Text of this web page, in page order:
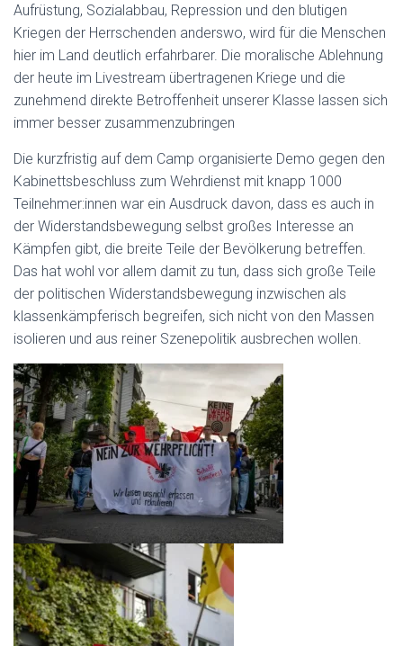
Aufrüstung, Sozialabbau, Repression und den blutigen
Kriegen der Herrschenden anderswo, wird für die Menschen
hier im Land deutlich erfahrbarer. Die moralische Ablehnung
der heute im Livestream übertragenen Kriege und die
zunehmend direkte Betroffenheit unserer Klasse lassen sich
immer besser zusammenzubringen
Die kurzfristig auf dem Camp organisierte Demo gegen den
Kabinettsbeschluss zum Wehrdienst mit knapp 1000
Teilnehmer:innen war ein Ausdruck davon, dass es auch in
der Widerstandsbewegung selbst großes Interesse an
Kämpfen gibt, die breite Teile der Bevölkerung betreffen.
Das hat wohl vor allem damit zu tun, dass sich große Teile
der politischen Widerstandsbewegung inzwischen als
klassenkämpferisch begreifen, sich nicht von den Massen
isolieren und aus reiner Szenepolitik ausbrechen wollen.